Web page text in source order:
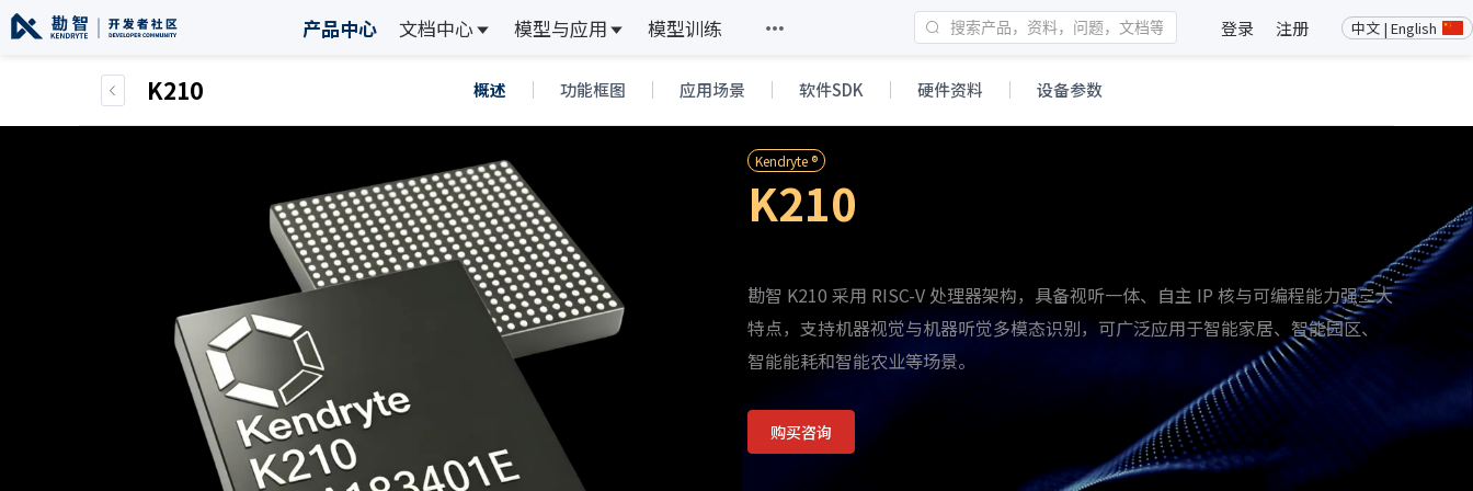
产品中心 文档中心 模型与应用 模型训练 登录 注册 中文 | English
K210 概述 功能框图 应用场景 软件SDK 硬件资料 设备参数
Kendryte ®
K210
勘智 K210 采用 RISC-V 处理器架构，具备视听一体、自主 IP 核与可编程能力强三大
特点，支持机器视觉与机器听觉多模态识别，可广泛应用于智能家居、智能园区、
智能能耗和智能农业等场景。
购买咨询